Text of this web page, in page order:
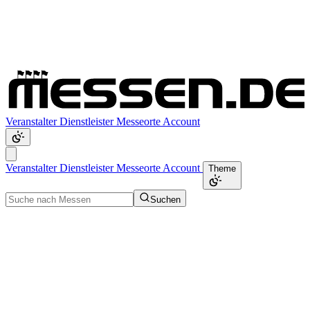
VeranstalterDienstleisterMesseorte Account
VeranstalterDienstleisterMesseorte Account Theme
Suchen